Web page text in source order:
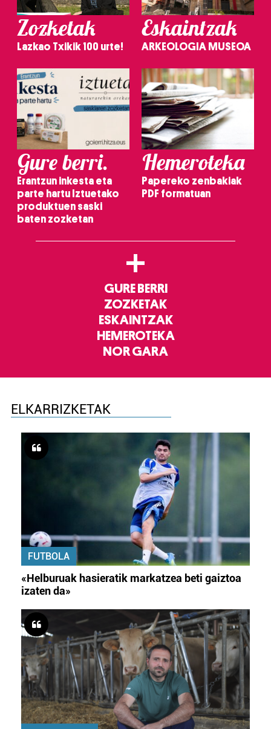
Zozketak
Lazkao Txikik 100 urte!
Eskaintzak
ARKEOLOGIA MUSEOA
Gure berri.
Erantzun inkesta eta
parte hartu Iztuetako
produktuen saski
baten zozketan
Hemeroteka
Papereko zenbakiak
PDF formatuan
+
GURE BERRI
ZOZKETAK
ESKAINTZAK
HEMEROTEKA
NOR GARA
ELKARRIZKETAK
FUTBOLA
«Helburuak hasieratik markatzea beti gaiztoa
izaten da»